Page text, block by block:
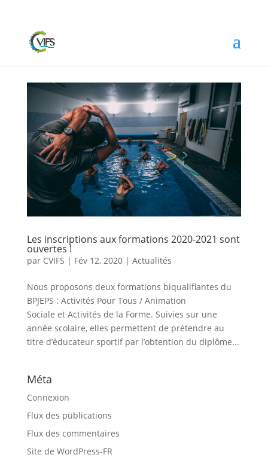
Les inscriptions aux formations 2020-2021 sont
ouvertes !
par CVIFS | Fév 12, 2020| Actualités
Nous proposons deux formations biqualifiantes du
BPJEPS : Activités Pour Tous / Animation
Sociale et Activités de la Forme. Suivies sur une
année scolaire, elles permettent de prétendre au
titre d’éducateur sportif par l’obtention du diplôme...
Méta
Connexion
Flux des publications
Flux des commentaires
Site de WordPress-FR